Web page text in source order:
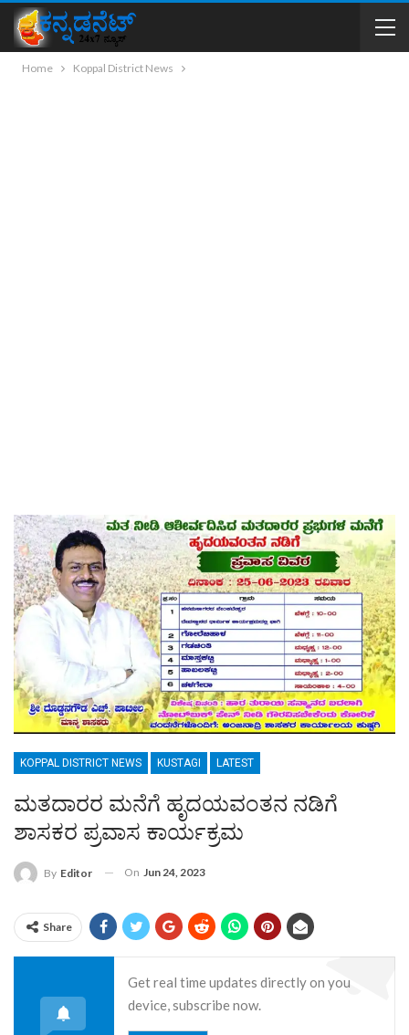
Home Koppal District News
KOPPAL DISTRICT NEWS KUSTAGI LATEST
ಮತದಾರರ ಮನೆಗೆ ಹೃದಯವಂತನ ನಡಿಗೆ
ಶಾಸಕರ ಪ್ರವಾಸ ಕಾರ್ಯಕ್ರಮ
By Editor On Jun 24, 2023
Share
Get real time updates directly on you
device, subscribe now.